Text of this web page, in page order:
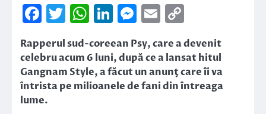
Facebook
Twitter
WhatsApp
LinkedIn
Messenger
Email
Link
Rapperul sud-coreean Psy, care a devenit
celebru acum 6 luni, după ce a lansat hitul
Gangnam Style, a făcut un anunţ care îi va
întrista pe milioanele de fani din întreaga
lume.